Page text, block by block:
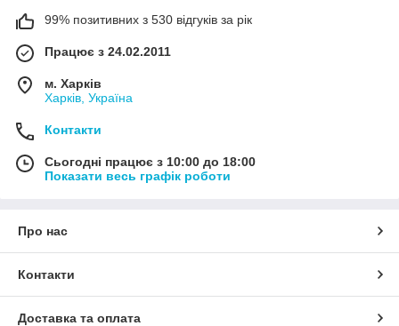
99% позитивних з 530 відгуків за рік
Працює з 24.02.2011
м. Харків
Харків, Україна
Контакти
Сьогодні працює з 10:00 до 18:00
Показати весь графік роботи
Про нас
Контакти
Доставка та оплата